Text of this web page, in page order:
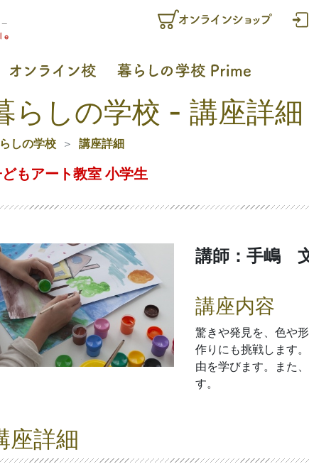
らしの学校 - 講座詳細
しの学校 講座詳細
もアート教室 小学生
講師：手嶋
講座内容
驚きや発見を、色や
作りにも挑戦します
由を学びます。また
す。
座詳細